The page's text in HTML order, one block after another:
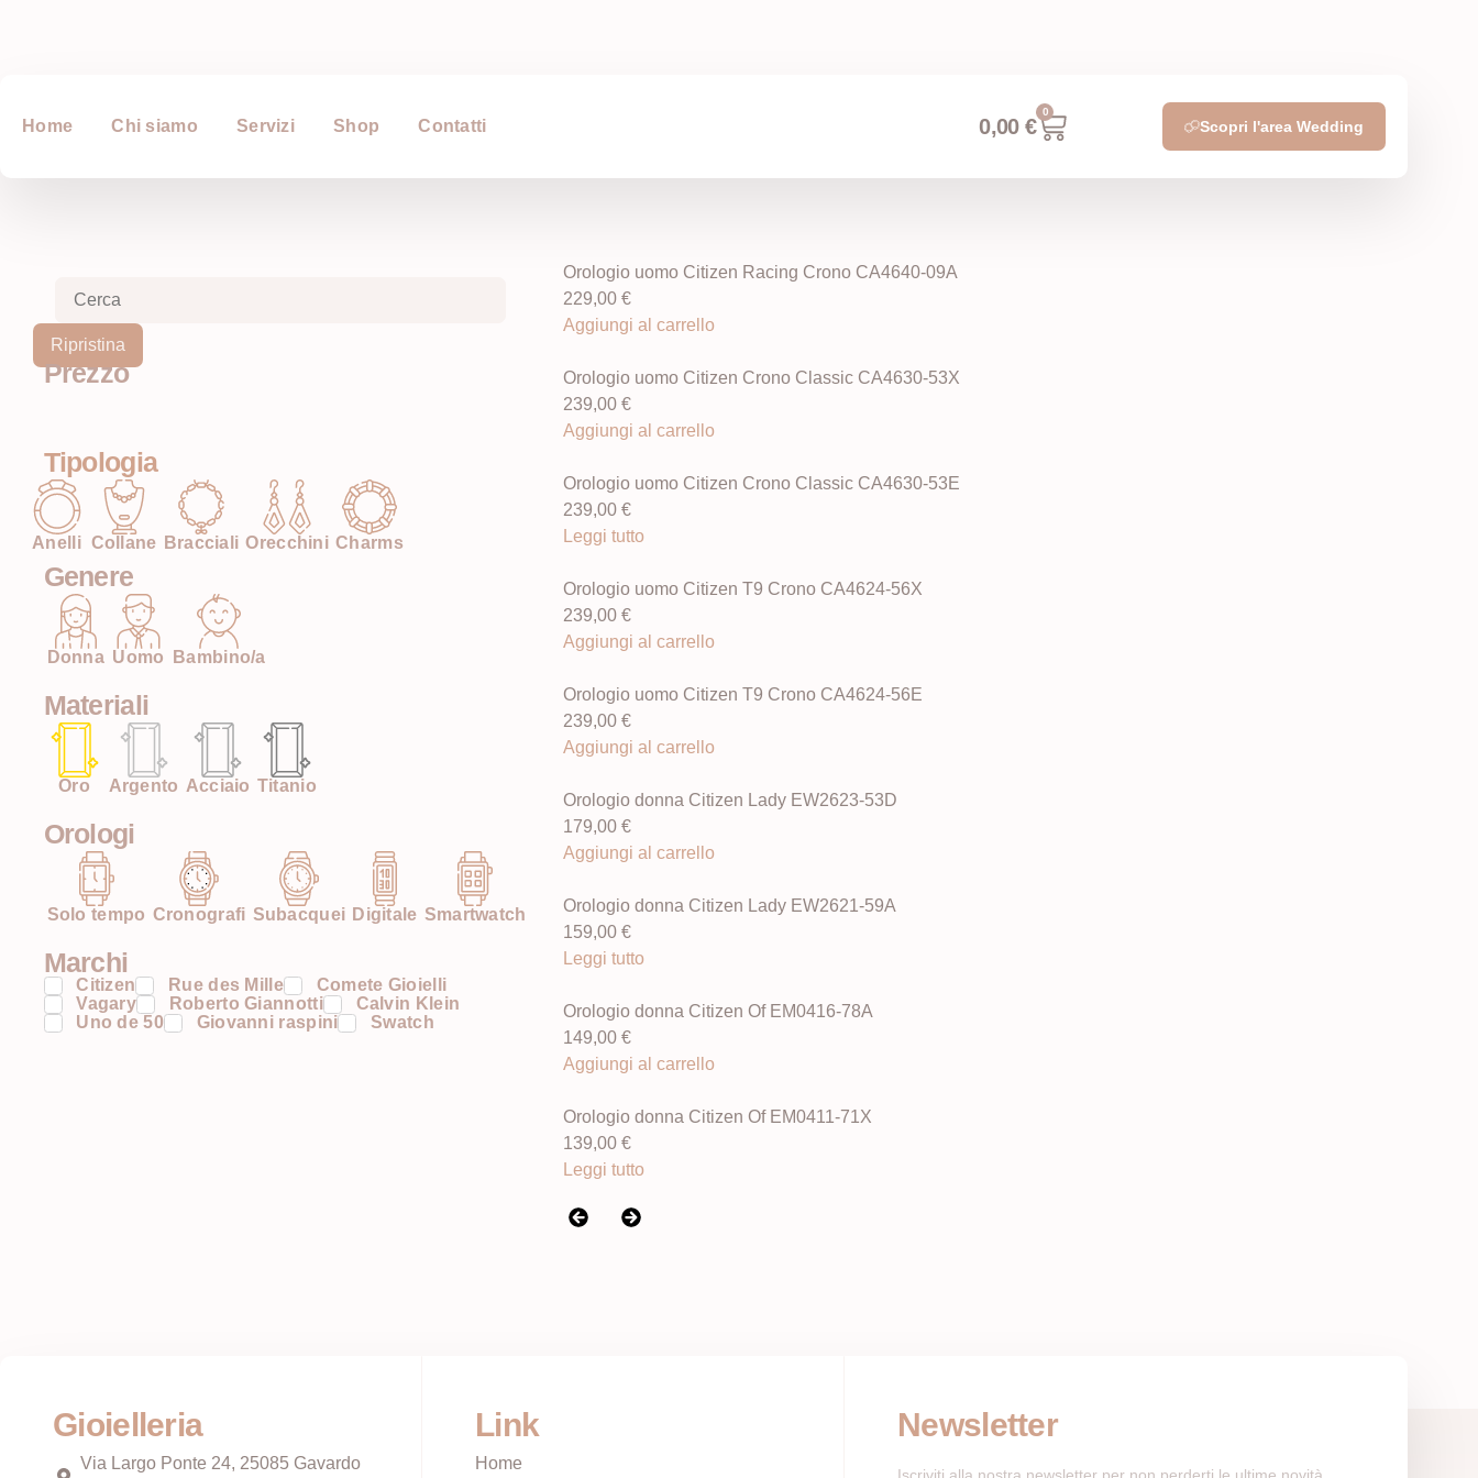
Home Chi siamo Servizi Shop Contatti 0,00 €
0
Scopri l'area Wedding
Ripristina
Prezzo
Tipologia
Anelli Collane Bracciali Orecchini Charms
Genere
Donna Uomo Bambino/a
Materiali
Oro Argento Acciaio Titanio
Orologi
Solo tempo Cronografi Subacquei Digitale Smartwatch
Marchi
Citizen Rue des Mille
Comete Gioielli
Vagary
Roberto Giannotti
Calvin Klein
Uno de 50
Giovanni raspini Swatch
Orologio uomo Citizen Racing Crono CA4640-09A
229,00€
Aggiungi al carrello
Orologio uomo Citizen Crono Classic CA4630-53X
239,00€
Aggiungi al carrello
Orologio uomo Citizen Crono Classic CA4630-53E
239,00€
Leggi tutto
Orologio uomo Citizen T9 Crono CA4624-56X
239,00€
Aggiungi al carrello
Orologio uomo Citizen T9 Crono CA4624-56E
239,00€
Aggiungi al carrello
Orologio donna Citizen Lady EW2623-53D
179,00€
Aggiungi al carrello
Orologio donna Citizen Lady EW2621-59A
159,00€
Leggi tutto
Orologio donna Citizen Of EM0416-78A
149,00€
Aggiungi al carrello
Orologio donna Citizen Of EM0411-71X
139,00€
Leggi tutto
Gioielleria
Via Largo Ponte 24, 25085 Gavardo
Link
Home
Newsletter